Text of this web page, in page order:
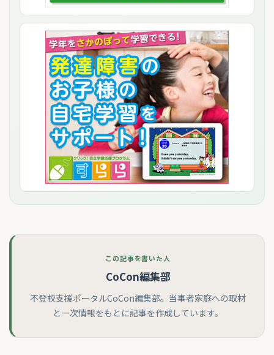
この記事を書いた人
CoCon編集部
不登校支援ポータルCoCon編集部。当事者家庭への取材
と一次情報をもとに記事を作成しています。